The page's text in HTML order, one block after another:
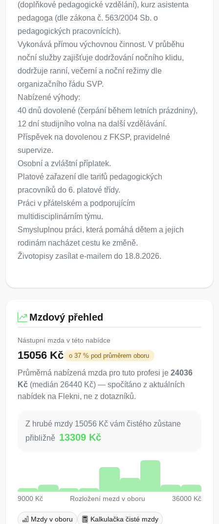
(doplňkové pedagogické vzdělání), kurz asistenta
pedagoga (dle zákona č. 563/2004 Sb. o
pedagogických pracovnících).
Vykonává přímou výchovnou činnost. V průběhu
noční služby zajišťuje dodržování nočního klidu,
dodržuje ranní, večerní a noční režimy dle
organizačního řádu SVP.
Nabízené výhody:
40 dnů dovolené (čerpání během letních prázdniny),
12 dní studijního volna na další vzdělávání.
Příspěvek na dovolenou z FKSP, pravidelné
supervize.
Osobní a zvláštní příplatek.
Platové zařazení dle tarifů pedagogických
pracovníků do 6. platové třídy.
Práci v přátelském a podporujícím
multidisciplinárním týmu.
Smysluplnou práci, která pomáhá dětem a jejich
rodinám nacházet cestu ke změně.
Životopisy zasílat e-mailem do 18.8.2026.
Mzdový přehled
Nástupní mzda v této nabídce
15056 Kč o 37 % pod průměrem oboru
Průměrná nabízená mzda pro tuto profesi je 24036
Kč (medián 26440 Kč) — spočítáno z aktuálních
nabídek na Flekni, ne z dotazníků.
Z hrubé mzdy 15056 Kč vám čistého zůstane
přibližně 13309 Kč
9000 Kč Rozložení mezd v oboru 36000 Kč
Mzdy v oboru Kalkulačka čisté mzdy